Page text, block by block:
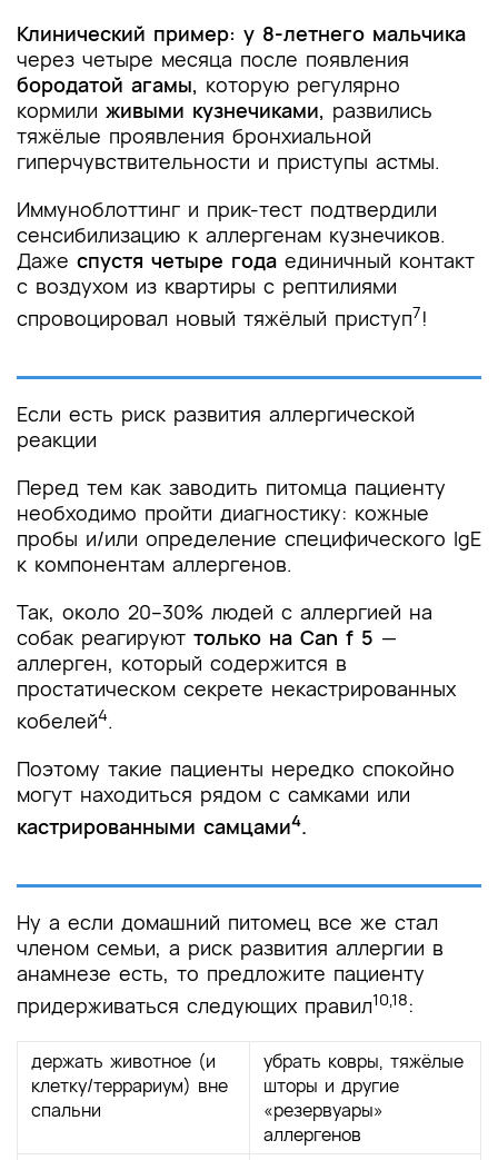
Клинический пример: у 8-летнего мальчика
через четыре месяца после появления
бородатой агамы, которую регулярно
кормили живыми кузнечиками, развились
тяжёлые проявления бронхиальной
гиперчувствительности и приступы астмы.
Иммуноблоттинг и прик-тест подтвердили
сенсибилизацию к аллергенам кузнечиков.
Даже спустя четыре года единичный контакт
с воздухом из квартиры с рептилиями
спровоцировал новый тяжёлый приступ7!
Если есть риск развития аллергической
реакции
Перед тем как заводить питомца пациенту
необходимо пройти диагностику: кожные
пробы и/или определение специфического IgE
к компонентам аллергенов.
Так, около 20–30% людей с аллергией на
собак реагируют только на Can f 5 —
аллерген, который содержится в
простатическом секретe некастрированных
кобелей4.
Поэтому такие пациенты нередко спокойно
могут находиться рядом с самками или
кастрированными самцами4.
Ну а если домашний питомец все же стал
членом семьи, а риск развития аллергии в
анамнезе есть, то предложите пациенту
придерживаться следующих правил10,18:
держать животное (и
клетку/террариум) вне
спальни
убрать ковры, тяжёлые
шторы и другие
«резервуары»
аллергенов